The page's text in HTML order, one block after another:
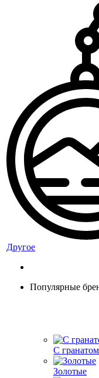
Другое
Популярные
С гранатом
Золотые